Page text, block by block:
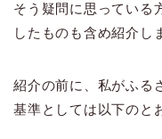
そう疑問に思っている
したものも含め紹介し
紹介の前に、私がふる
基準としては以下のと